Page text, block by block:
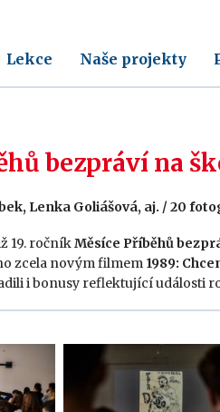
Lekce Naše projekty
bezpráví na
Lenka Goliášová, aj. / 20
19. ročníkMěsíce Příběhů
zcela novým filmem 1989:
i bonusy reflektující události